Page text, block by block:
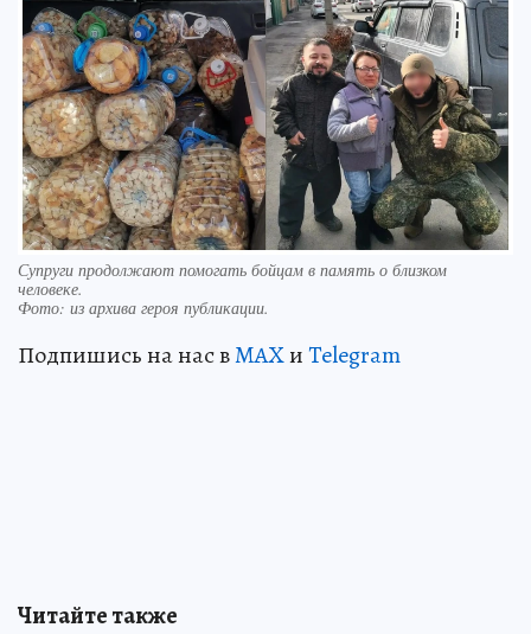
Супруги продолжают помогать бойцам в память о близком
человеке.
Фото: из архива героя публикации.
Подпишись на нас вMAXиTelegram
Читайте также